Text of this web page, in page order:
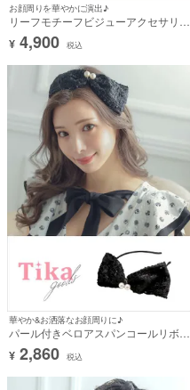
お顔周りを華やかに演出♪
リーフモチーフビジューアクセサリー
2点セット [ネックレス＋ピアス]
¥ 4,900 税込
華やか&お洒落なお顔周りに♪
パール付きベロアスパンコールリボン
カチューシャヘアアクセサリー
¥ 2,860 税込